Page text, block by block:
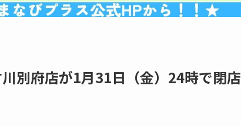
別府店が1月31日（金）24時で閉店